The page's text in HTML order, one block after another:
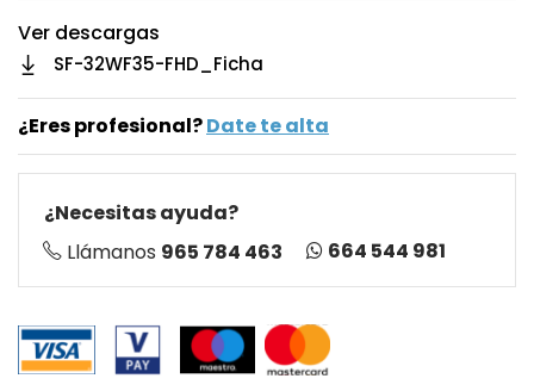
Ver descargas
SF-32WF35-FHD_Ficha
¿Eres profesional?Date te alta
¿Necesitas ayuda?
Llámanos 965 784 463 664 544 981